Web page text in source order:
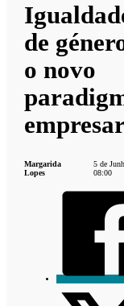
de
o novo
Margarida
Lopes
5 de
08:00